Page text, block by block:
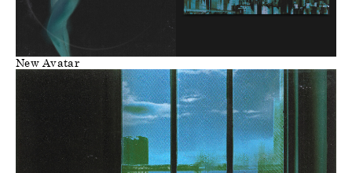
New Avatar